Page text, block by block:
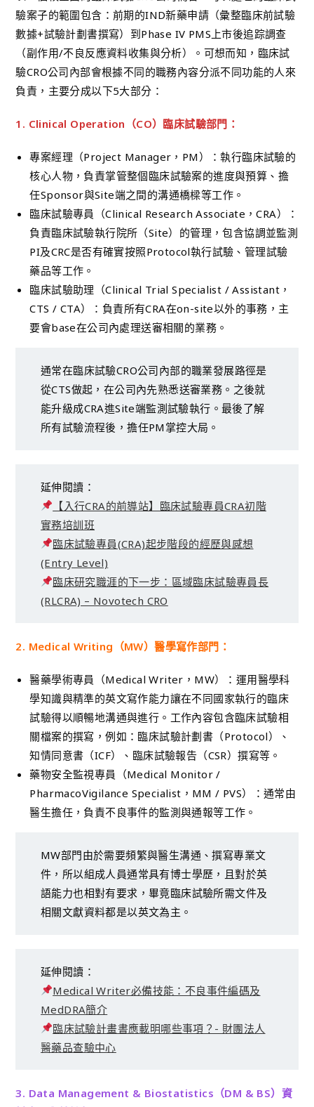
驗案子的範圍包含：前期的IND新藥申請（彙整臨床前試驗
數據+試驗計劃書撰寫）到Phase IV PMS上市後追踪調查
（副作用/不良反應資料收集與分析）。可想而知，臨床試
驗CRO公司內部會根據不同的職務內容分派不同功能的人來
負責，主要分成以下5大部分：
1. Clinical Operation（CO）臨床試驗部門：
專案經理（Project Manager，PM）：執行臨床試驗的
核心人物，負責掌管整個臨床試驗案的進度與預算、擔
任Sponsor與Site端之間的溝通橋樑等工作。
臨床試驗專員（Clinical Research Associate，CRA）：
負責臨床試驗執行院所（Site）的管理，包含協調並監測
PI及CRC是否有確實按照Protocol執行試驗、管理試驗
藥品等工作。
臨床試驗助理（Clinical Trial Specialist / Assistant，
CTS / CTA）：負責所有CRA在on-site以外的事務，主
要會base在公司內處理送審相關的業務。
通常在臨床試驗CRO公司內部的職業發展路徑是
從CTS做起，在公司內先熟悉送審業務。之後就
能升級成CRA進Site端監測試驗執行。最後了解
所有試驗流程後，擔任PM掌控大局。
延伸閱讀：
【入行CRA的前導站】臨床試驗專員CRA初階
實務培訓班
臨床試驗專員(CRA)起步階段的經歷與感想
(Entry Level)
臨床研究職涯的下一步：區域臨床試驗專員長
(RLCRA) – Novotech CRO
2. Medical Writing（MW）醫學寫作部門：
醫藥學術專員（Medical Writer，MW）：運用醫學科
學知識與精準的英文寫作能力讓在不同國家執行的臨床
試驗得以順暢地溝通與進行。工作內容包含臨床試驗相
關檔案的撰寫，例如：臨床試驗計劃書（Protocol）、
知情同意書（ICF）、臨床試驗報告（CSR）撰寫等。
藥物安全監視專員（Medical Monitor /
PharmacoVigilance Specialist，MM / PVS）：通常由
醫生擔任，負責不良事件的監測與通報等工作。
MW部門由於需要頻繁與醫生溝通、撰寫專業文
件，所以組成人員通常具有博士學歷，且對於英
語能力也相對有要求，畢竟臨床試驗所需文件及
相關文獻資料都是以英文為主。
延伸閱讀：
Medical Writer必備技能：不良事件編碼及
MedDRA簡介
臨床試驗計畫書應載明哪些事項？- 財團法人
醫藥品查驗中心
3. Data Management & Biostatistics（DM & BS）資